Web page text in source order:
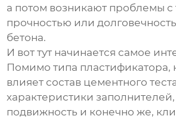
а потом возникают проблемы с
прочностью или
бетона.
И вот тут начинается самое
Помимо типа пластификатора,
влияет состав цементного
характеристики
подвижность и конечно же,